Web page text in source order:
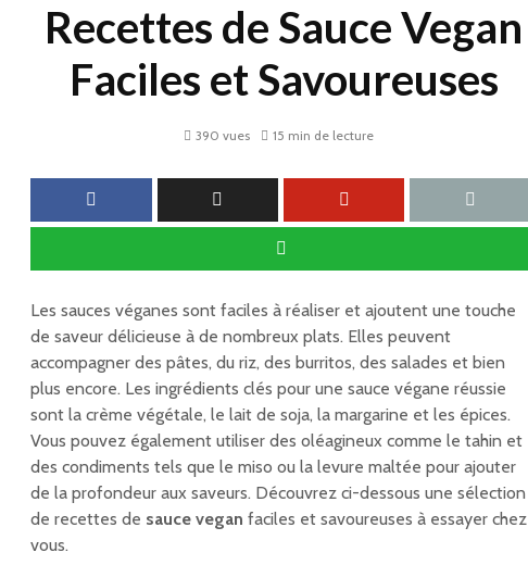
Recettes de Sauce Vegan
Faciles et Savoureuses
390 vues 15 min de lecture
Les sauces véganes sont faciles à réaliser et ajoutent une touche
de saveur délicieuse à de nombreux plats. Elles peuvent
accompagner des pâtes, du riz, des burritos, des salades et bien
plus encore. Les ingrédients clés pour une sauce végane réussie
sont la crème végétale, le lait de soja, la margarine et les épices.
Vous pouvez également utiliser des oléagineux comme le tahin et
des condiments tels que le miso ou la levure maltée pour ajouter
de la profondeur aux saveurs. Découvrez ci-dessous une sélection
de recettes de sauce vegan faciles et savoureuses à essayer chez
vous.